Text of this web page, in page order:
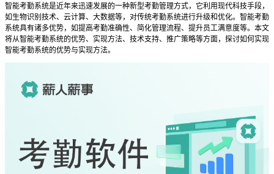
智能考勤系统是近年来迅速发展的一种新型考勤管理方式，它利用现代科技手段，
如生物识别技术、云计算、大数据等，对传统考勤系统进行升级和优化。智能考勤
系统具有诸多优势，如提高考勤准确性、简化管理流程、提升员工满意度等。本文
将从智能考勤系统的优势、实现方法、技术支持、推广策略等方面，探讨如何实现
智能考勤系统的优势与实现方法。